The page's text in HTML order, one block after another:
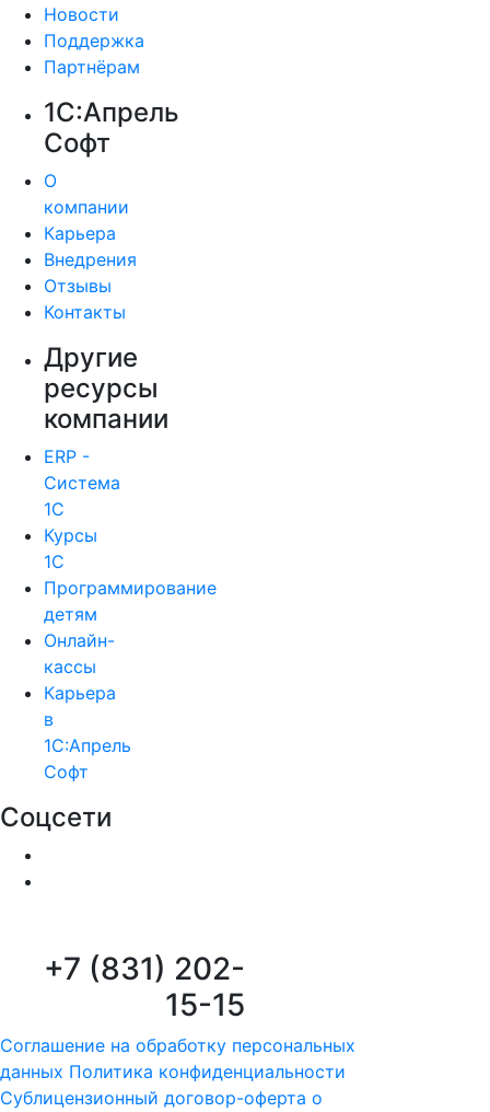
Новости
Поддержка
Партнёрам
1С:Апрель
Софт
О
компании
Карьера
Внедрения
Отзывы
Контакты
Другие
ресурсы
компании
ERP -
Система
1С
Курсы
1С
Программирование
детям
Онлайн-
кассы
Карьера
в
1С:Апрель
Софт
Соцсети
+7 (831) 202-
15-15
Соглашение на обработку персональных
данных Политика конфиденциальности
Сублицензионный договор-оферта о